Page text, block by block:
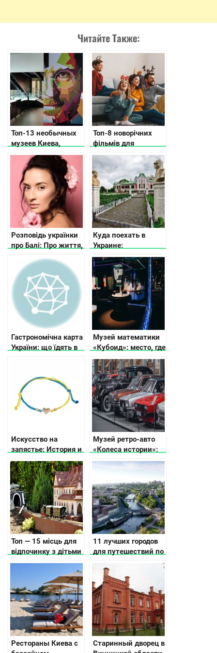
Читайте Также:
Топ-13 необычных
музеев Киева,
которые вас удивят
Топ-8 новорічних
фільмів для
сімейного перегляду
Розповідь українки
про Балі: Про життя,
каву та сувеніри
Куда поехать в
Украине:
интересные места
для выходного дня
Гастрономічна карта
України: що їдять в
Музей математики
«Кубоид»: место, где
числа оживают
Искусство на
запястье: История и
значение
драгоценных
браслетов
Музей ретро-авто
«Колеса истории»:
путешествие в
автомобильного
мира
Топ — 15 місць для
відпочинку з дітьми
в Карпатах, куди
піти, що подивитись
11 лучших городов
для путешествий по
CNN
Рестораны Киева с
Старинный дворец в